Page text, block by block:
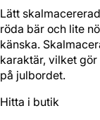
Lätt
röda bär och lite
känska.
karaktär, vilket gör
på julbordet.
Hitta i butik